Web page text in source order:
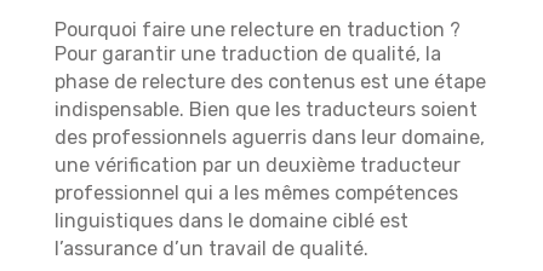
Pourquoi faire une relecture en traduction ?
Pour garantir une traduction de qualité, la
phase de relecture des contenus est une étape
indispensable. Bien que les traducteurs soient
des professionnels aguerris dans leur domaine,
une vérification par un deuxième traducteur
professionnel qui a les mêmes compétences
linguistiques dans le domaine ciblé est
l’assurance d’un travail de qualité.